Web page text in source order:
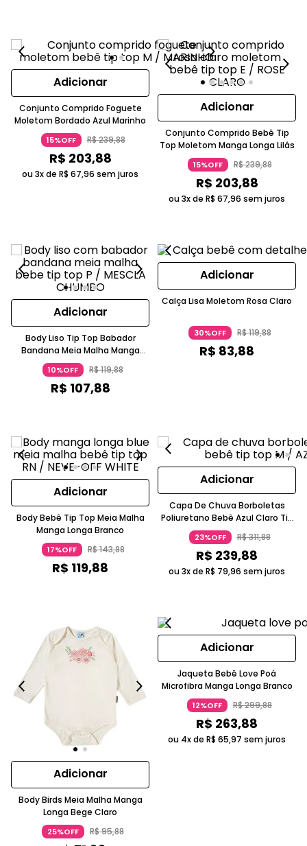
Adicionar
Conjunto Comprido Foguete
Moletom Bordado Azul Marinho
15%OFF R$239,88
R$ 203,88
ou 3x de R$ 67,96 sem juros
Adicionar
Conjunto Comprido Bebê Tip
Top Moletom Manga Longa Lilás
15%OFF R$239,88
R$ 203,88
ou 3x de R$ 67,96 sem juros
Adicionar
Body Liso Tip Top Babador
Bandana Meia Malha Manga
Longa Chumbo
10%OFF R$119,88
R$ 107,88
Adicionar
Calça Lisa Moletom Rosa Claro
30%OFF R$119,88
R$ 83,88
Adicionar
Body Bebê Tip Top Meia Malha
Manga Longa Branco
17%OFF R$143,88
R$ 119,88
Adicionar
Capa De Chuva Borboletas
Poliuretano Bebê Azul Claro Tip
Top
23%OFF R$311,88
R$ 239,88
ou 3x de R$ 79,96 sem juros
Adicionar
Body Birds Meia Malha Manga
Longa Bege Claro
25%OFF R$95,88
Adicionar
Jaqueta Bebê Love Poá
Microfibra Manga Longa Branco
12%OFF R$299,88
R$ 263,88
ou 4x de R$ 65,97 sem juros